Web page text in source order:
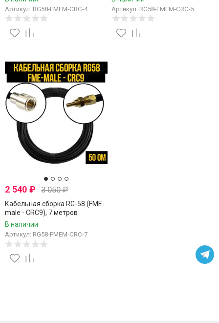
Артикул: RG58-FMEM-CRC-4 Артикул: RG58-FMEM-CRC-5
2 540 ₽ 3 050₽
Кабельная сборка RG-58 (FME-
male - CRC9), 7 метров
В наличии
Артикул: RG58-FMEM-CRC-7